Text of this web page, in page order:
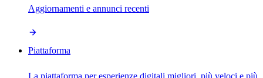
Aggiornamenti e annunci recenti
Piattaforma
La piattaforma per esperienze digitali migliori, più veloci e più